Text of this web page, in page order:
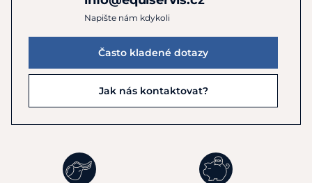
Napište nám kdykoli
Často kladené dotazy
Jak nás kontaktovat?